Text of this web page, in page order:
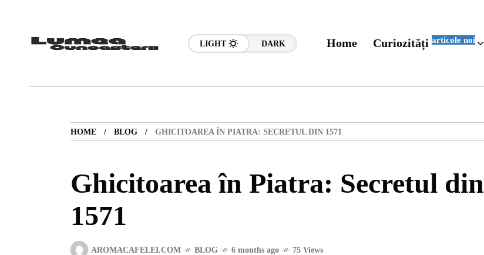
LIGHT DARK Home Curiozități articole noi
HOME BLOG GHICITOAREA ÎN PIATRA: SECRETUL DIN 1571
Ghicitoarea în Piatra: Secretul din
1571
AROMACAFELEI.COM BLOG 6 months ago 75 Views